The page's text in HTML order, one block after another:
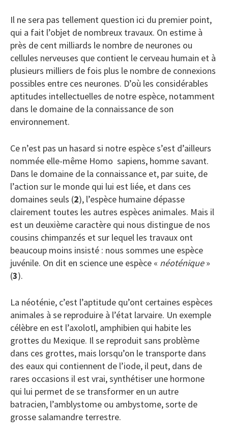
Il ne sera pas tellement question ici du premier point,
qui a fait l’objet de nombreux travaux. On estime à
près de cent milliards le nombre de neurones ou
cellules nerveuses que contient le cerveau humain et à
plusieurs milliers de fois plus le nombre de connexions
possibles entre ces neurones. D’où les considérables
aptitudes intellectuelles de notre espèce, notamment
dans le domaine de la connaissance de son
environnement.
Ce n’est pas un hasard si notre espèce s’est d’ailleurs
nommée elle-même Homo sapiens, homme savant.
Dans le domaine de la connaissance et, par suite, de
l’action sur le monde qui lui est liée, et dans ces
domaines seuls (2), l’espèce humaine dépasse
clairement toutes les autres espèces animales. Mais il
est un deuxième caractère qui nous distingue de nos
cousins chimpanzés et sur lequel les travaux ont
beaucoup moins insisté : nous sommes une espèce
juvénile. On dit en science une espèce « néoténique»
(3).
La néoténie, c’est l’aptitude qu’ont certaines espèces
animales à se reproduire à l’état larvaire. Un exemple
célèbre en est l’axolotl, amphibien qui habite les
grottes du Mexique. Il se reproduit sans problème
dans ces grottes, mais lorsqu’on le transporte dans
des eaux qui contiennent de l’iode, il peut, dans de
rares occasions il est vrai, synthétiser une hormone
qui lui permet de se transformer en un autre
batracien, l’amblystome ou ambystome, sorte de
grosse salamandre terrestre.